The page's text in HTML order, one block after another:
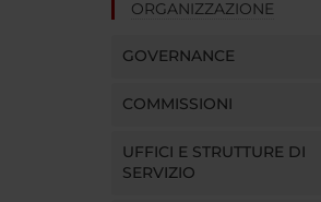
ORGANIZZAZIONE
GOVERNANCE
COMMISSIONI
UFFICI E STRUTTURE DI
SERVIZIO